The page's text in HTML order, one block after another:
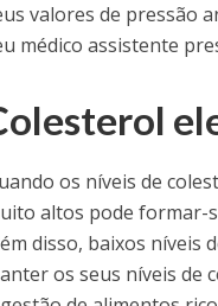
valores de pressão
médico assistente
os níveis de
altos pode formar-
disso, baixos níveis
os seus níveis de